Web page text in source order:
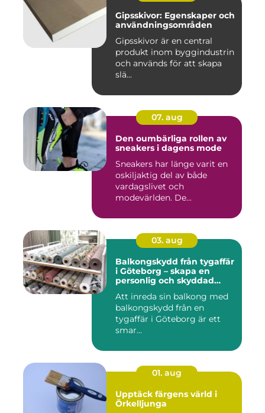
Gipsskivor: Egenskaper och
användningsområden
Gipsskivor är en central
produkt inom byggindustrin
och används för att skapa
slä...
07. aug
Den oumbärliga rollen av
sneakers i dagens mode
Sneakers har länge varit en
oskiljaktig del av både
vardagslivet och
modevärlden. De...
03. aug
Balkongskydd från tygaffär
i Göteborg – skapa en
personlig och skyddad
Att inreda sin balkong med
balkongskydd från en
tygaffär i Göteborg är ett
smar...
01. aug
Upptäck färgens värld i
Örkelljunga